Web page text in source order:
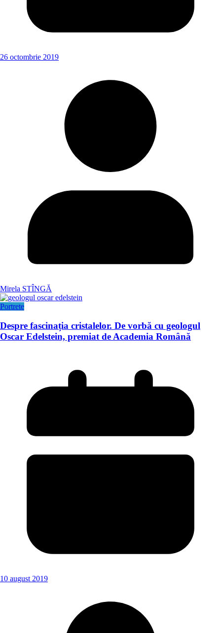
26 octombrie 2019
Mirela STÎNGĂ
Portrete
Despre fascinația cristalelor. De vorbă cu geologul
Oscar Edelstein, premiat de Academia Română
10 august 2019